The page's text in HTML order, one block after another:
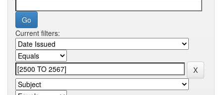
Current filters: